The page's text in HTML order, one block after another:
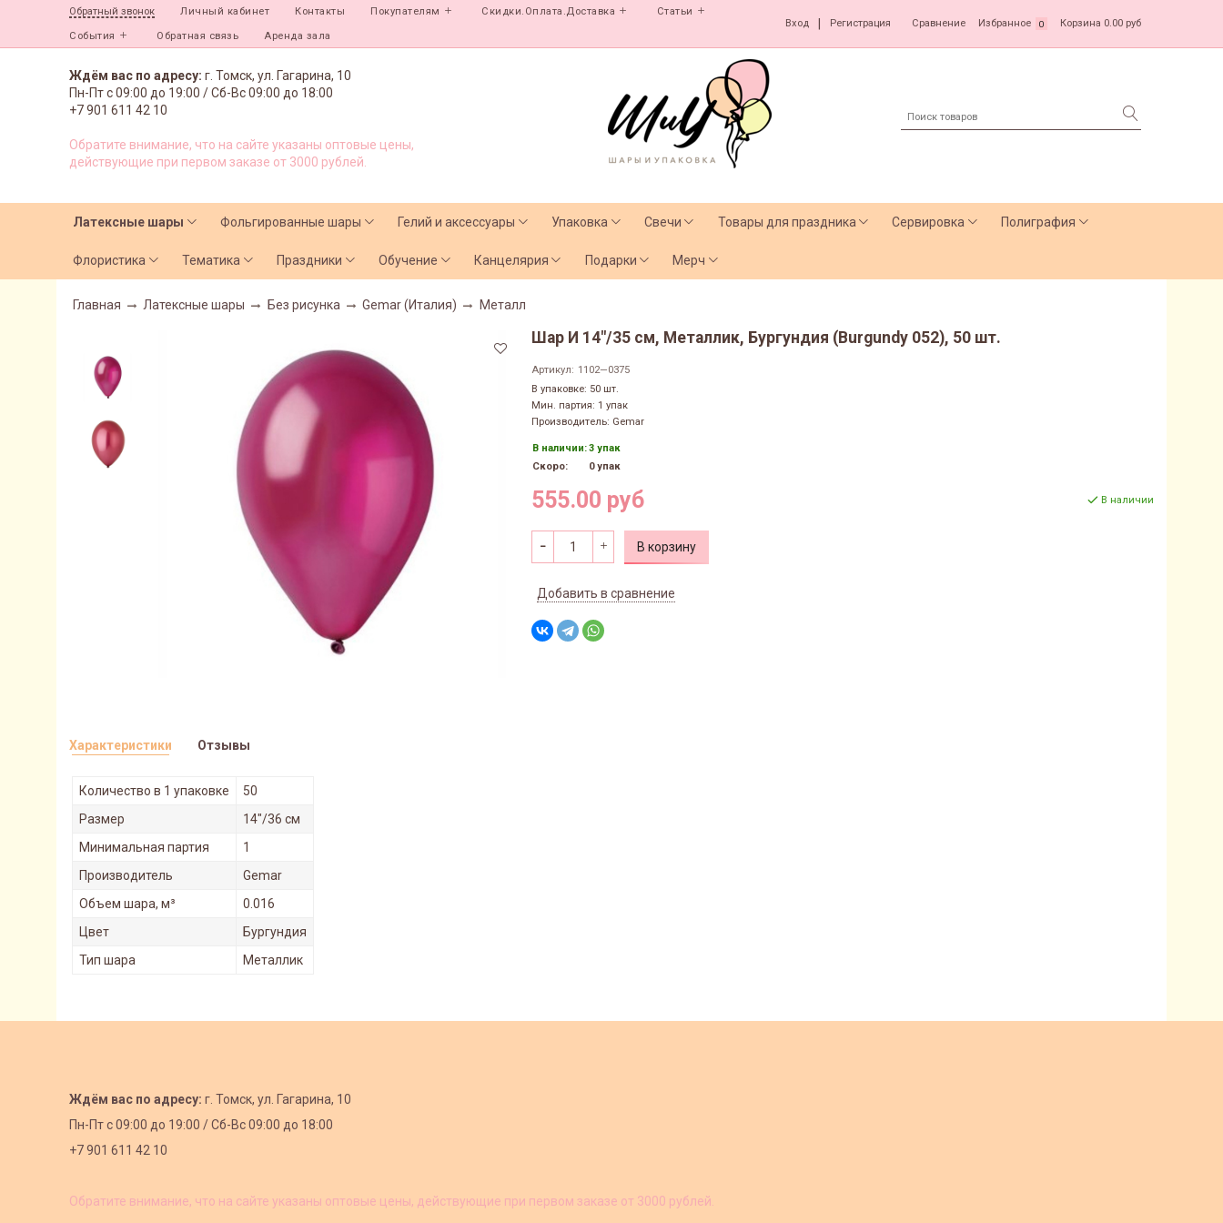
Обратный звонок Личный кабинет Контакты Покупателям Скидки.Оплата.Доставка Статьи
События Обратная связь Аренда зала
Вход Регистрация Сравнение Избранное 0 Корзина 0.00 руб
Ждём вас по адресу: г. Томск, ул. Гагарина, 10
Пн-Пт с09:00 до 19:00 /Сб-Вс 09:00 до 18:00
+7 901 611 42 10
Обратите внимание, что на сайте указаны оптовые цены,
действующие при первом заказе от 3000 рублей.
Латексные шары Фольгированные шары Гелий и аксессуары Упаковка Свечи Товары для праздника Сервировка Полиграфия
Флористика Тематика Праздники Обучение Канцелярия Подарки Мерч
Главная Латексные шары Без рисунка Gemar (Италия) Металл
Шар И 14"/35 см, Металлик, Бургундия (Burgundy 052), 50 шт.
Артикул: 1102—0375
В упаковке: 50 шт.
Мин. партия: 1 упак
Производитель: Gemar
В наличии:3 упак
Скоро:
0 упак
555.00 руб В наличии
В корзину
Добавить в сравнение
Характеристики
Количество в 1 упаковке
50
Размер
14"/36 см
Минимальная партия
1
Производитель
Gemar
Объем шара, м³
0.016
Цвет
Бургундия
Тип шара
Металлик
Отзывы
Ждём вас по адресу: г. Томск, ул. Гагарина, 10
Пн-Пт с09:00 до 19:00 /Сб-Вс 09:00 до 18:00
+7 901 611 42 10
Обратите внимание, что на сайте указаны оптовые цены, действующие при первом заказе от 3000 рублей.